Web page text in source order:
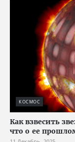
КОСМОС
Как взвесить
что о ее